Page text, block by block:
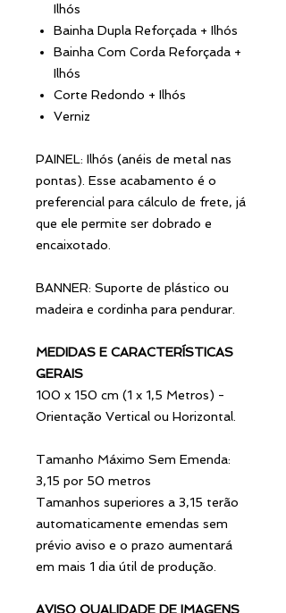
Ilhós
Bainha Dupla Reforçada + Ilhós
Bainha Com Corda Reforçada +
Ilhós
Corte Redondo + Ilhós
Verniz
PAINEL: Ilhós (anéis de metal nas
pontas). Esse acabamento é o
preferencial para cálculo de frete, já
que ele permite ser dobrado e
encaixotado.
BANNER: Suporte de plástico ou
madeira e cordinha para pendurar.
MEDIDAS E CARACTERÍSTICAS
GERAIS
100 x 150 cm (1 x 1,5 Metros) -
Orientação Vertical ou Horizontal.
Tamanho Máximo Sem Emenda:
3,15 por 50 metros
Tamanhos superiores a 3,15 terão
automaticamente emendas sem
prévio aviso e o prazo aumentará
em mais 1 dia útil de produção.
AVISO QUALIDADE DE IMAGENS